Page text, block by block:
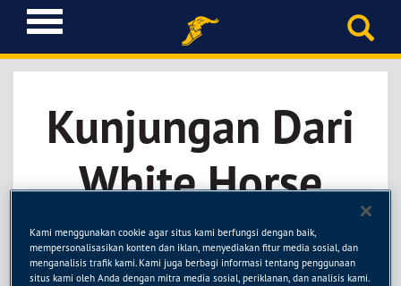
T
o
g
g
e
i
a
t
i
Kunjungan Dari
White Horse
Grup
Kami menggunakan cookie agar situs kami berfungsi dengan baik,
mempersonalisasikan konten dan iklan, menyediakan fitur media sosial, dan
menganalisis trafik kami. Kami juga berbagi informasi tentang penggunaan
situs kami oleh Anda dengan mitra media sosial, periklanan, dan analisis kami.